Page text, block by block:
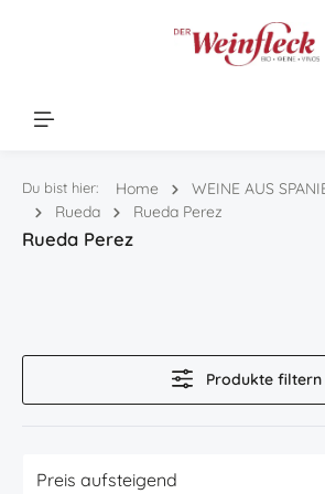
Du bist hier: Home WEINE AUS
Rueda
Rueda Perez
Rueda Perez
Produkte filtern